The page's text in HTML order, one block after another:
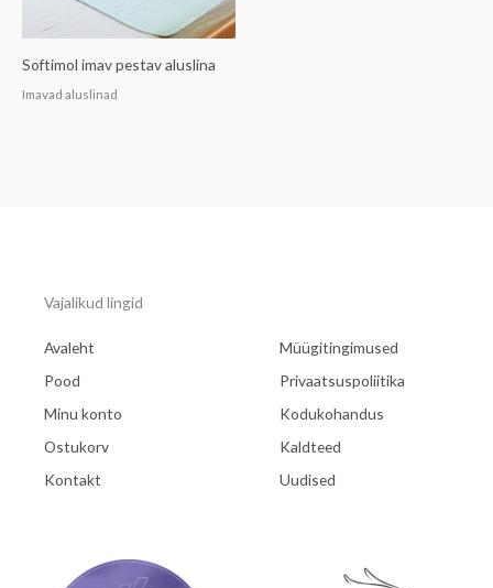
Softimol imav pestav aluslina
Imavad aluslinad
Vajalikud lingid
Avaleht
Pood
Minu konto
Ostukorv
Kontakt
Müügitingimused
Privaatsuspoliitika
Kodukohandus
Kaldteed
Uudised